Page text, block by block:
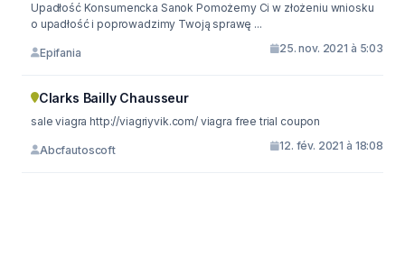
Upadłość Konsumencka Sanok Pomożemy Ci w złożeniu wniosku
o upadłość i poprowadzimy Twoją sprawę ...
Epifania 25. nov. 2021 à 5:03
Clarks Bailly Chausseur
sale viagra http://viagriyvik.com/ viagra free trial coupon
Abcfautoscoft 12. fév. 2021 à 18:08